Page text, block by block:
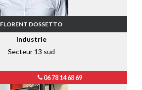
FLORENT DOSSETTO
Industrie
Secteur 13 sud
06 78 14 68 69